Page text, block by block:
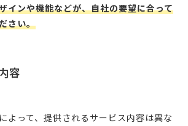
インや機能などが、自社の要望に合って
さい。
容
よって、提供されるサービス内容は異な